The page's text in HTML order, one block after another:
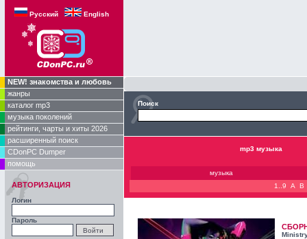
Русский English
NEW! знакомства и любовь
жанры
каталог mp3
музыка поколений
рейтинги, чарты и хиты 2026
расширенный поиск
CDonPC Dumper
помощь
АВТОРИЗАЦИЯ
Логин
Пароль
Поиск
mp3 музыка
музыка
1..9
A B